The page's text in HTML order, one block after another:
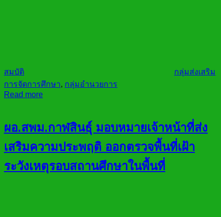
สมบัติ
กลุ่มส่งเสริม
การจัดการศึกษา, กลุ่มอำนวยการ
Read more
ผอ.สพม.กาฬสินธ์ุ มอบหมายเจ้าหน้าที่ส่ง
เสริมความประพฤติ ออกตรวจพื้นที่เฝ้า
ระวังเหตุรอบสถานศึกษาในพื้นที่